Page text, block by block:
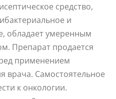
средство,
и
обладает умеренным
Препарат продается
применением
врача. Самостоятельное
к онкологии.